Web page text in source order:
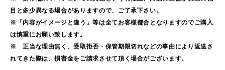
目と多少異なる場合がありますので、ご了承下さい。
※「内容がイメージと違う」等は全てお客様都合となりますのでご購入
は慎重にお願い致します。
※ 正当な理由無く、受取拒否・保管期限切れなどの事由により返送さ
れてきた際は、損害金をご請求させて頂く場合がございます。